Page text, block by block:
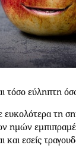
τόσο εύληπτη
ευκολότερα τη
ημών
και εσείς